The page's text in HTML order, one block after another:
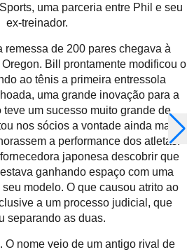
uma parceria entre Phil e seu
ex-treinador.
remessa de 200 pares chegava à
Bill prontamente modificou o
ao tênis a primeira entressola
uma grande inovação para a
um sucesso muito grande de
nos sócios a vontade ainda maior
a performance dos atletas.
japonesa descobrir que
ganhando espaço com uma
modelo. O que causou atrito ao
a um processo judicial, que
separando as duas.
O nome veio de um antigo rival de